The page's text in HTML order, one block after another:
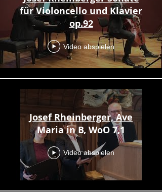
für Violoncello und Klavier
op.92
Video abspielen
Josef Rheinberger, Ave
Maria in B, WoO 7,1
Video abspielen